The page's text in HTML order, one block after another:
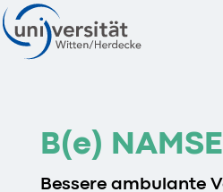
B(e) NAMSE
Bessere ambulante